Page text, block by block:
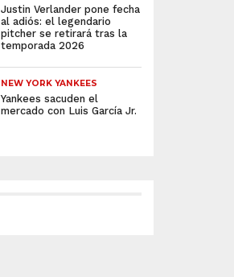
Justin Verlander pone fecha
al adiós: el legendario
pitcher se retirará tras la
temporada 2026
NEW YORK YANKEES
Yankees sacuden el
mercado con Luis García Jr.